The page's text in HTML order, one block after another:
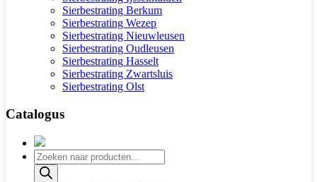
Sierbestrating Berkum
Sierbestrating Wezep
Sierbestrating Nieuwleusen
Sierbestrating Oudleusen
Sierbestrating Hasselt
Sierbestrating Zwartsluis
Sierbestrating Olst
Catalogus
Producten
zoeken